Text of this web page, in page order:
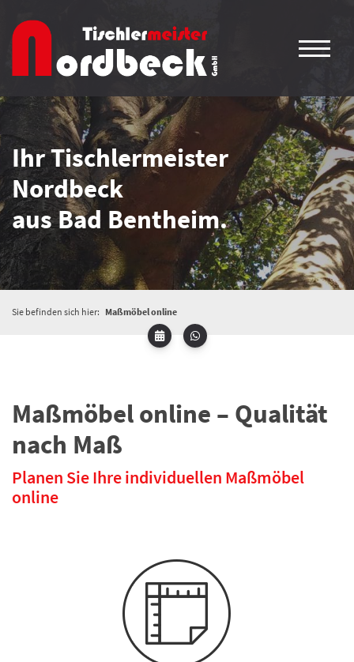
Ihr Tischlermeister
Nordbeck
aus Bad Bentheim.
Sie befinden sich hier: Maßmöbel online
Maßmöbel online – Qualität
nach Maß
Planen Sie Ihre individuellen Maßmöbel
online